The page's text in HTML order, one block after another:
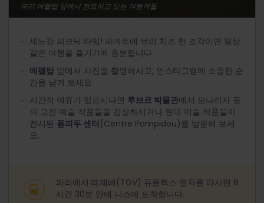
파리 에펠탑 앞에서 점프하고 있는 여행객들
세느강 피크닉 타임! 파게트에 브리 치즈 한 조각이면 일상
같은 여행을 즐기기에 충분합니다.
에펠탑 앞에서 사진을 촬영하시고, 인스타그램에 소중한 순
간을 남겨 보세요.
시간적 여유가 있으시다면 루브르 박물관에서 모나리자 등
의 고전 예술 작품들을 감상하시거나 현대 미술 작품들이
전시된 퐁피두 센터 (Centre Pompidou)를 방문해 보세
요.
파리에서 떼제베(TGV) 듀플렉스 열차를 타시면 6
시간 30분 만에 니스에 도착합니다.